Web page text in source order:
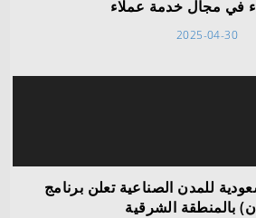
في مجال خدمة عملاء
2025-04-30
للمدن الصناعية تعلن برنامج
بالمنطقة الشرقية